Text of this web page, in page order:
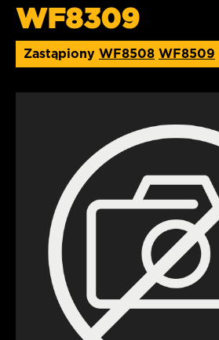
WF8309
Zastąpiony WF8508 WF8509